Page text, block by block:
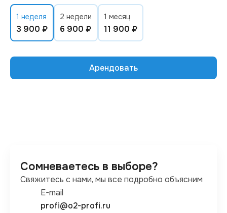
1 неделя
3 900 ₽
2 недели
6 900 ₽
1 месяц
11 900 ₽
Арендовать
Сомневаетесь в выборе?
Свяжитесь с нами, мы все подробно объясним
E-mail
profi@o2-profi.ru